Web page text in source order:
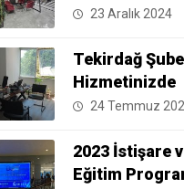
23 Aralık 2024
Tekirdağ
Hizmetinizde
24 Temmuz
2023 İstişare
Eğitim